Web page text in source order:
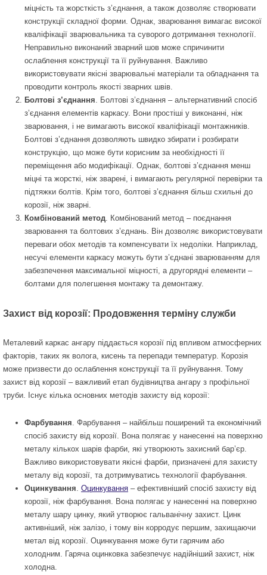
міцність та жорсткість з’єднання, а також дозволяє створювати
конструкції складної форми. Однак, зварювання вимагає високої
кваліфікації зварювальника та суворого дотримання технології.
Неправильно виконаний зварний шов може спричинити
ослаблення конструкції та її руйнування. Важливо
використовувати якісні зварювальні матеріали та обладнання та
проводити контроль якості зварних швів.
Болтові з’єднання. Болтові з’єднання – альтернативний спосіб
з’єднання елементів каркасу. Вони простіші у виконанні, ніж
зварювання, і не вимагають високої кваліфікації монтажників.
Болтові з’єднання дозволяють швидко збирати і розбирати
конструкцію, що може бути корисним за необхідності її
переміщення або модифікації. Однак, болтові з’єднання менш
міцні та жорсткі, ніж зварені, і вимагають регулярної перевірки та
підтяжки болтів. Крім того, болтові з’єднання більш схильні до
корозії, ніж зварні.
Комбінований метод. Комбінований метод – поєднання
зварювання та болтових з’єднань. Він дозволяє використовувати
переваги обох методів та компенсувати їх недоліки. Наприклад,
несучі елементи каркасу можуть бути з’єднані зварюванням для
забезпечення максимальної міцності, а другорядні елементи –
болтами для полегшення монтажу та демонтажу.
Захист від корозії: Продовження терміну служби
Металевий каркас ангару піддається корозії під впливом атмосферних
факторів, таких як волога, кисень та перепади температур. Корозія
може призвести до ослаблення конструкції та її руйнування. Тому
захист від корозії – важливий етап будівництва ангару з профільної
труби. Існує кілька основних методів захисту від корозії:
Фарбування. Фарбування – найбільш поширений та економічний
спосіб захисту від корозії. Вона полягає у нанесенні на поверхню
металу кількох шарів фарби, які утворюють захисний бар’єр.
Важливо використовувати якісні фарби, призначені для захисту
металу від корозії, та дотримуватись технології фарбування.
Оцинкування. Оцинкування – ефективніший спосіб захисту від
корозії, ніж фарбування. Вона полягає у нанесенні на поверхню
металу шару цинку, який утворює гальванічну захист. Цинк
активніший, ніж залізо, і тому він корродує першим, захищаючи
метал від корозії. Оцинкування може бути гарячим або
холодним. Гаряча оцинковка забезпечує надійніший захист, ніж
холодна.